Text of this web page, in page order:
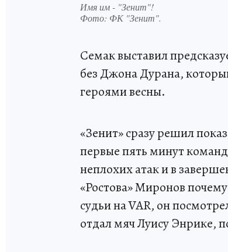
Имя им - "Зенит"!
Фото: ФК "Зенит".
Семак выставил
без Джона Дурана,
героями весны.
«Зенит» сразу решил
первые пять минут
неплохих атак и в
«Ростова» Миронов
судьи на VAR, он
отдал мяч Луису Энрике,